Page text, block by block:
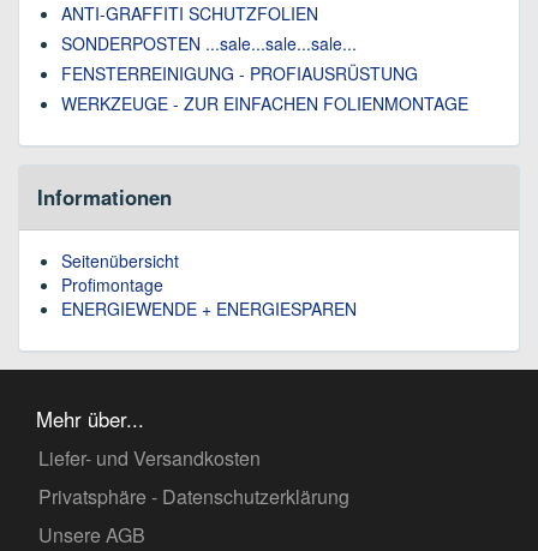
ANTI-GRAFFITI SCHUTZFOLIEN
SONDERPOSTEN ...sale...sale...sale...
FENSTERREINIGUNG - PROFIAUSRÜSTUNG
WERKZEUGE - ZUR EINFACHEN FOLIENMONTAGE
Informationen
Seitenübersicht
Profimontage
ENERGIEWENDE + ENERGIESPAREN
Mehr über...
Liefer- und Versandkosten
Privatsphäre - Datenschutzerklärung
Unsere AGB